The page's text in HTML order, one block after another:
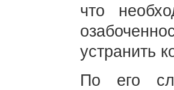
что
устранить
По его